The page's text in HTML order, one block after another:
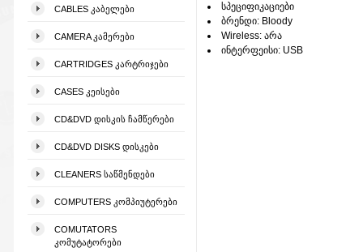
CABLES ᲙᲐᲑᲔᲚᲔᲑᲘ
CAMERA ᲙᲐᲛᲔᲠᲔᲑᲘ
CARTRIDGES ᲙᲐᲠᲢᲠᲘᲯᲔᲑᲘ
CASES ᲙᲔᲘᲡᲔᲑᲘ
CD&DVD ᲓᲘᲡᲙᲘᲡ ᲩᲐᲛᲬᲔᲠᲔᲑᲘ
CD&DVD DISKS ᲓᲘᲡᲙᲔᲑᲘ
CLEANERS ᲡᲐᲬᲛᲔᲜᲓᲔᲑᲘ
COMPUTERS ᲙᲝᲛᲞᲘᲣᲢᲔᲠᲔᲑᲘ
COMUTATORS
ᲙᲝᲛᲣᲢᲐᲢᲝᲠᲔᲑᲘ
სპეციფიკაციები
ბრენდი: Bloody
Wireless: არა
ინტერფეისი: USB